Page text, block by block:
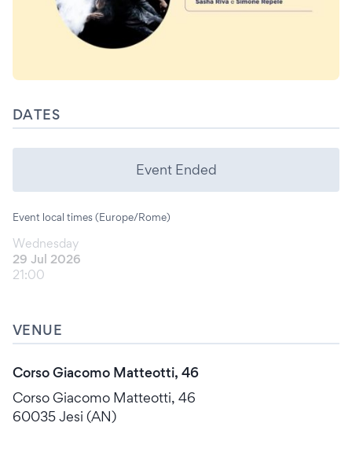
DATES
Event Ended
Event local times (Europe/Rome)
Wednesday
29 Jul 2026
21:00
VENUE
Corso Giacomo Matteotti, 46
Corso Giacomo Matteotti, 46
60035 Jesi (AN)